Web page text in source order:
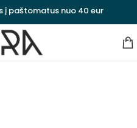
į paštomatus nuo 40 eur